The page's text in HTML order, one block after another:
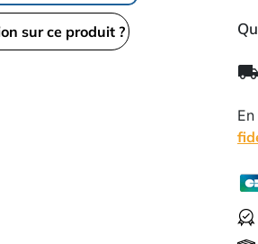
sur ce produit ?
local_shipping